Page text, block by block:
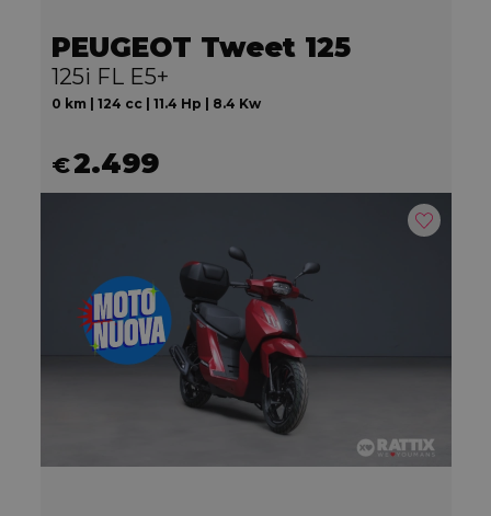
PEUGEOT Tweet 125
125i FL E5+
0 km | 124 cc | 11.4 Hp | 8.4 Kw
€2.499